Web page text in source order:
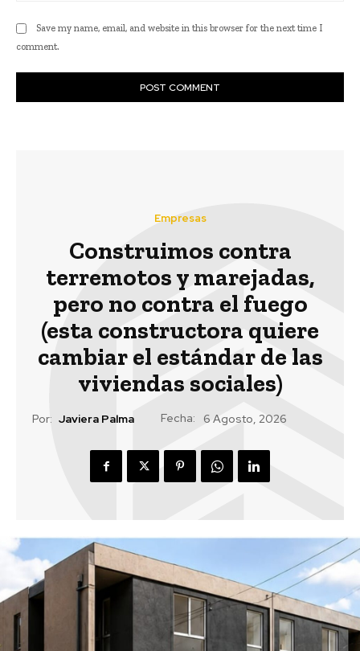
Save my name, email, and website in this browser for the next time I
comment.